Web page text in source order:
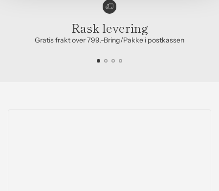
Rask levering
Gratis frakt over 799,-Bring/Pakke i postkassen